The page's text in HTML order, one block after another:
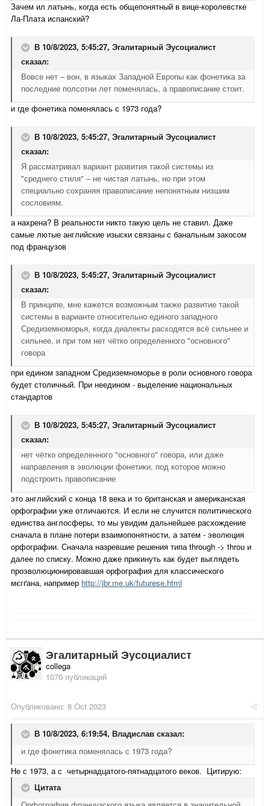
Зачем ил латынь, когда есть общепонятный в вице-королевстке
Ла-Плата испанский?
В 10/8/2023, 5:45:27, Эгалитарный Эусоциалист
сказал:
Вовсе нет – вон, в языках Западной Европы как фонетика за
последние полсотни лет поменялась, а правописание стоит.
и где фонетика поменялась с 1973 года?
В 10/8/2023, 5:45:27, Эгалитарный Эусоциалист
сказал:
Я рассматривал вариант развития такой системы из
"среднего стиля" – не чистая латынь, но при этом
специально сохраняя правописание непонятным низшим
сословиям.
а нахрена? В реальности никто такую цель не ставил. Даже
самые лютые английские изыски связаны с банальным закосом
под французов
В 10/8/2023, 5:45:27, Эгалитарный Эусоциалист
сказал:
В принципе, мне кажется возможным также развитие такой
системы в варианте относительно единого западного
Средиземноморья, когда диалекты расходятся всё сильнее и
сильнее, и при том нет чётко определенного "основного"
говора
при едином западном Средиземноморье в роли основного говора
будет столичный. При неедином - выделение национальных
стандартов
В 10/8/2023, 5:45:27, Эгалитарный Эусоциалист
сказал:
нет чётко определенного "основного" говора, или даже
направления в эволюции фонетики, под которое можно
подстроить правописание
это английский с конца 18 века и то британская и американская
орфографии уже отличаются. И если не случится политического
единства англосферы, то мы увидим дальнейшее расхождение
сначала в плане потери взаимопонятности, а затем - эволюция
орфографии. Сначала назревшие решения типа through -> throu и
далее по списку. Можно даже прикинуть как будет выглядеть
проэволюционировавшая орфография для классического
мєгґана, например http://jbr.me.uk/futurese.html
Эгалитарный Эусоциалист
collega
1070 публикаций
Опубликовано: 8 Oct 2023
В 10/8/2023, 6:19:54, Владислав сказал:
и где фонетика поменялась с 1973 года?
Не с 1973, а с четырнадцатого-пятнадцатого веков. Цитирую:
Цитата